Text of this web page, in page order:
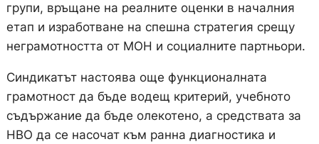
групи, връщане на реалните оценки в началния
етап и изработване на спешна стратегия срещу
неграмотността от МОН и социалните партньори.
Синдикатът настоява още функционалната
грамотност да бъде водещ критерий, учебното
съдържание да бъде олекотено, а средствата за
НВО да се насочат към ранна диагностика и